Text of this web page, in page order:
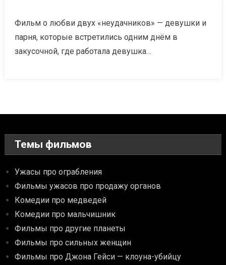
Фильм о любви двух «неудачников» — девушки и
парня, которые встретились одним днём в
закусочной, где работала девушка…
Темы фильмов
Ужасы про ограбления
Фильмы ужасов про продажу органов
Комедии про медведей
Комедии про мальчишник
Фильмы про другие планеты
Фильмы про сильных женщин
Фильмы про Джона Гейси — клоуна-убийцу